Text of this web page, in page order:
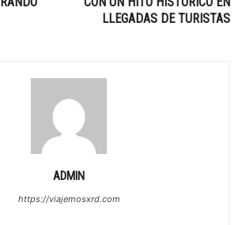
LLEGADAS DE TURISTAS
ADMIN
https://viajemosxrd.com